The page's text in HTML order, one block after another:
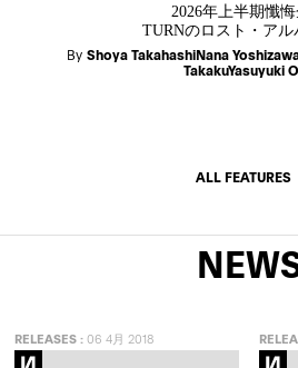
2026年上半期懺
TURNのロスト・アル
By Shoya TakahashiNana
TakakuYasuyuki
ALL FEATURES
RELEASES : 06 4月 2018